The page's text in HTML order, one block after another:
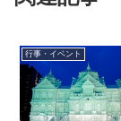
行事・イベント